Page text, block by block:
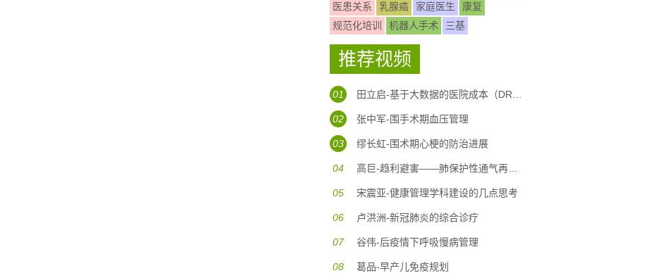
医患关系
乳腺癌 家庭医生
康复
规范化培训
机器人手术 三基
推荐视频
01 田立启-基于大数据的医院成本（DRG DIP)核算体系构建
02 张中军-围手术期血压管理
03 缪长虹-围术期心梗的防治进展
04 高巨-趋利避害——肺保护性通气再认识
05 宋震亚-健康管理学科建设的几点思考
06 卢洪洲-新冠肺炎的综合诊疗
07 谷伟-后疫情下呼吸慢病管理
08 葛品-早产儿免疫规划